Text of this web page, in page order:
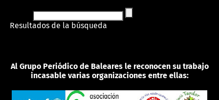
Resultados de la búsqueda
Al Grupo Periódico de Baleares le reconocen su trabajo
incasable varias organizaciones entre ellas: